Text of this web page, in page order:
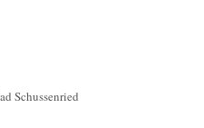
Schussenried